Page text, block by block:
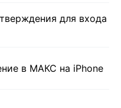
для входа
в МАКС на iPhone